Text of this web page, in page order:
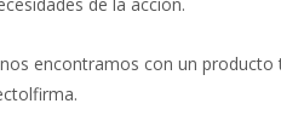
encontramos con un